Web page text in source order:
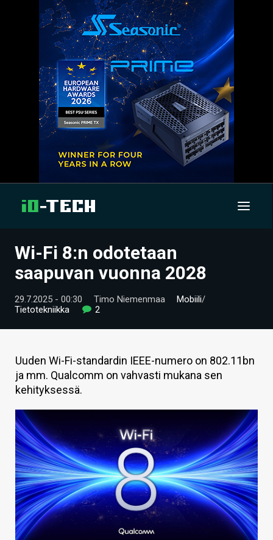
UUTISET
VIDEOT
TIETOA
HINTA.FI
KAUPPA
VAIHDA TEEMA
HAKU
Wi-Fi 8:n odotetaan
saapuvan vuonna 2028
29.7.2025 - 00:30 Timo Niemenmaa Mobiili/
Tietotekniikka
2
Uuden Wi-Fi-standardin IEEE-numero on 802.11bn
ja mm. Qualcomm on vahvasti mukana sen
kehityksessä.